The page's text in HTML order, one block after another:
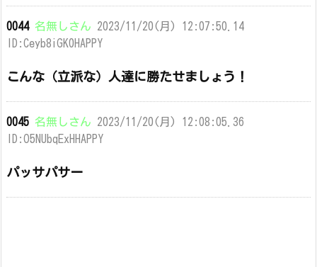
0044 名無しさん 2023/11/20(月) 12:07:50.14
ID:Ceyb8iGK0HAPPY
こんな（立派な）人達に勝たせましょう！
0045 名無しさん 2023/11/20(月) 12:08:05.36
ID:O5NUbqExHHAPPY
パッサパサー